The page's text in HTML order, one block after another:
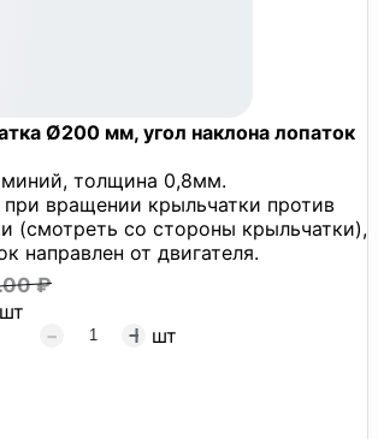
Ø200 мм, угол наклона лопаток
толщина 0,8мм.
при вращении крыльчатки против
(смотреть со стороны крыльчатки),
направлен от двигателя.
₽
шт